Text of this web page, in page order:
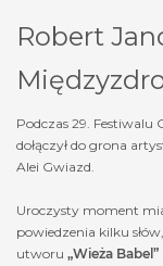
Robert
Podczas 29.
dołączył do grona
Alei Gwiazd.
Uroczysty moment
powiedzenia kilku
utworu „Wieża Babel”